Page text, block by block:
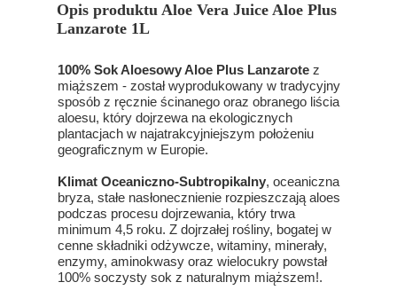
Opis produktu Aloe Vera Juice Aloe Plus
Lanzarote 1L
100% Sok Aloesowy Aloe Plus Lanzarote z
miąższem - został wyprodukowany w tradycyjny
sposób z ręcznie ścinanego oraz obranego liścia
aloesu, który dojrzewa na ekologicznych
plantacjach w najatrakcyjniejszym położeniu
geograficznym w Europie.
Klimat Oceaniczno-Subtropikalny, oceaniczna
bryza, stałe nasłonecznienie rozpieszczają aloes
podczas procesu dojrzewania, który trwa
minimum 4,5 roku. Z dojrzałej rośliny, bogatej w
cenne składniki odżywcze, witaminy, minerały,
enzymy, aminokwasy oraz wielocukry powstał
100% soczysty sok z naturalnym miąższem!.